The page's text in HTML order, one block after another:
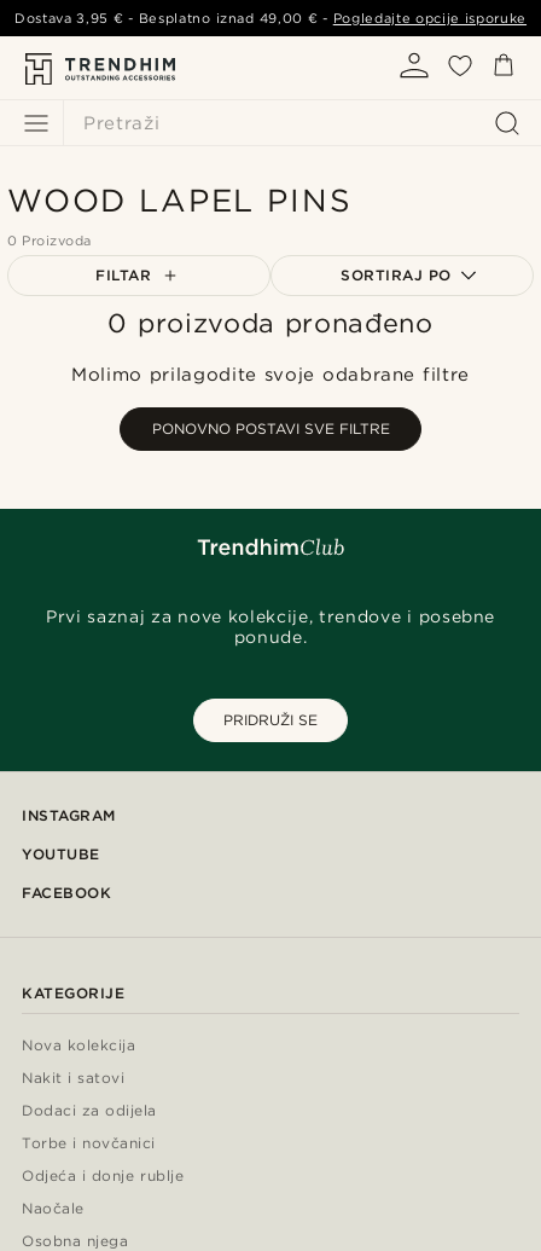
Pretraži
Dostava3,95 € - Besplatno iznad 49,00 € - Pogledajte opcije isporuke
WOOD LAPEL PINS
0 Proizvoda
FILTAR SORTIRAJ PO
Najpopularnije
Najniža cijena
Najviša cijena
0 proizvoda pronađeno
Molimo prilagodite svoje odabrane filtre
PONOVNO POSTAVI SVE FILTRE
Prvi saznaj za nove kolekcije, trendove i posebne
ponude.
PRIDRUŽI SE
INSTAGRAM
YOUTUBE
FACEBOOK
KATEGORIJE
Nova kolekcija
Nakit i satovi
Dodaci za odijela
Torbe i novčanici
Odjeća i donje rublje
Naočale
Osobna njega